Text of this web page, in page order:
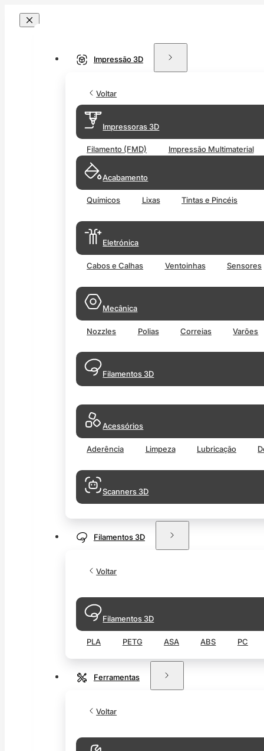
Impressão 3D
Voltar
Impressoras 3D
Filamento (FMD) Impressão Multimaterial
Acabamento
Químicos Lixas Tintas e Pincéis
Eletrónica
Cabos e Calhas Ventoinhas Sensores
Mecânica
Nozzles Polias Correias Varões
Filamentos 3D
Acessórios
Aderência Limpeza Lubricação
Scanners 3D
Filamentos 3D
Voltar
Filamentos 3D
PLA PETG ASA ABS PC
Ferramentas
Voltar